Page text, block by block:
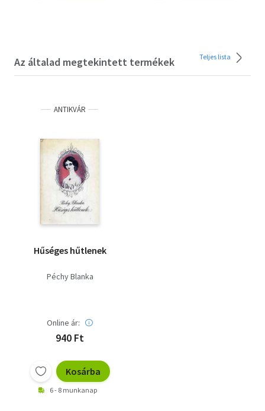
Az általad megtekintett termékek Teljes lista
ANTIKVÁR
Hűséges hűtlenek
Péchy Blanka
Online ár:
940 Ft
Kosárba
6 - 8 munkanap